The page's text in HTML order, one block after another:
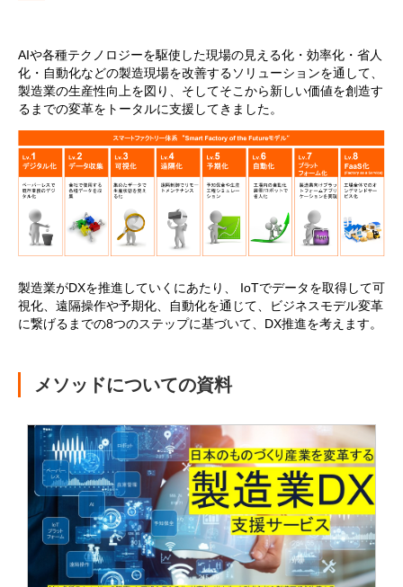
AIや各種テクノロジーを駆使した現場の見える化・効率化・省人
化・自動化などの製造現場を改善するソリューションを通して、
製造業の生産性向上を図り、そしてそこから新しい価値を創造す
るまでの変革をトータルに支援してきました。
製造業がDXを推進していくにあたり、 IoTでデータを取得して可
視化、遠隔操作や予期化、自動化を通じて、ビジネスモデル変革
に繋げるまでの8つのステップに基づいて、DX推進を考えます。
メソッドについての資料